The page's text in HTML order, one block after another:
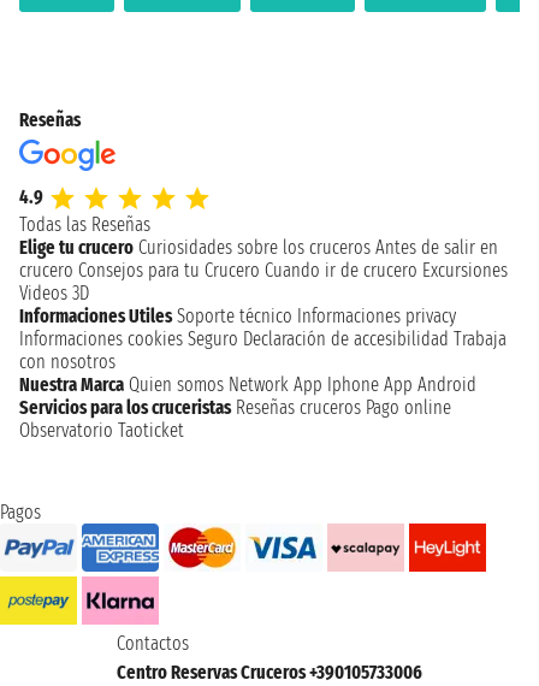
Reseñas
4.9
Todas las Reseñas
Elige tu crucero Curiosidades sobre los cruceros Antes de salir en
crucero Consejos para tu Crucero Cuando ir de crucero Excursiones
Videos 3D
Informaciones Utiles Soporte técnico Informaciones privacy
Informaciones cookies Seguro Declaración de accesibilidad Trabaja
con nosotros
Nuestra Marca Quien somos Network App Iphone App Android
Servicios para los cruceristas Reseñas cruceros Pago online
Observatorio Taoticket
Pagos
Contactos
Centro Reservas Cruceros +390105733006